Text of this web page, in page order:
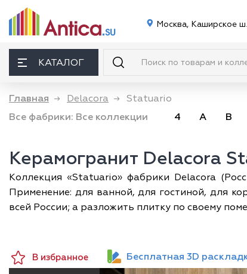
Москва, Каширское
КАТАЛОГ
Главная → Delacora → Statuario
Все фабрики: Все коллекции 4 A B
Керамогранит Delacora
Коллекция «Statuario» фабрики Delacora
Применение: для ванной, для гостиной, для
всей России; а разложить плитку по своему
В избранное Бесплатная 3D